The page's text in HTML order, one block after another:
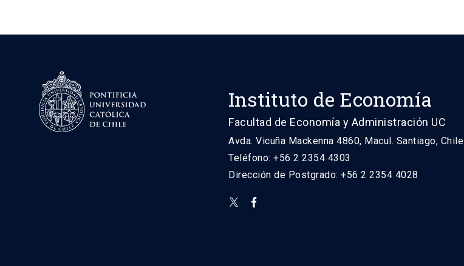
Instituto de Economía
Facultad de Economía y Administración UC
Avda. Vicuña Mackenna 4860, Macul. Santiago, Chile
Teléfono: +56 2 2354 4303
Dirección de Postgrado: +56 2 2354 4028